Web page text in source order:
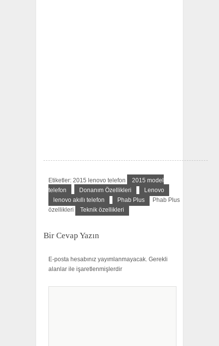
Etiketler: 2015 lenovo telefon
2015 model
telefon
Donanım Özellikleri
Lenovo
lenovo akıllı telefon
Phab Plus
Phab Plus
özellikleri
Teknik özellikleri
Bir Cevap Yazın
E-posta hesabınız yayımlanmayacak. Gerekli
alanlar ile işaretlenmişlerdir